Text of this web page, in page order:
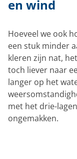
en wind
Hoeveel we ook
een stuk minder
kleren zijn nat,
toch liever naar
langer op het
met het drie-
ongemakken.